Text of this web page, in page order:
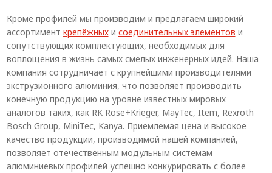
Кроме профилей мы производим и предлагаем широкий
ассортимент крепёжныхи соединительных элементов и
сопутствующих комплектующих, необходимых для
воплощения в жизнь самых смелых инженерных идей. Наша
компания сотрудничает с крупнейшими производителями
экструзионного алюминия, что позволяет производить
конечную продукцию на уровне известных мировых
аналогов таких, как RK Rose+Krieger, MayTec, Item, Rexroth
Bosch Group, MiniTec, Kanya. Приемлемая цена и высокое
качество продукции, производимой нашей компанией,
позволяет отечественным модульным системам
алюминиевых профилей успешно конкурировать с более